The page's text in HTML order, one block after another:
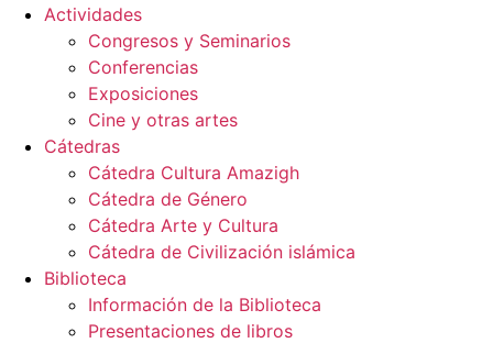
Actividades
Congresos y Seminarios
Conferencias
Exposiciones
Cine y otras artes
Cátedras
Cátedra Cultura Amazigh
Cátedra de Género
Cátedra Arte y Cultura
Cátedra de Civilización islámica
Biblioteca
Información de la Biblioteca
Presentaciones de libros